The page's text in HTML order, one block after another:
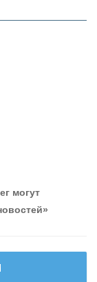
могут